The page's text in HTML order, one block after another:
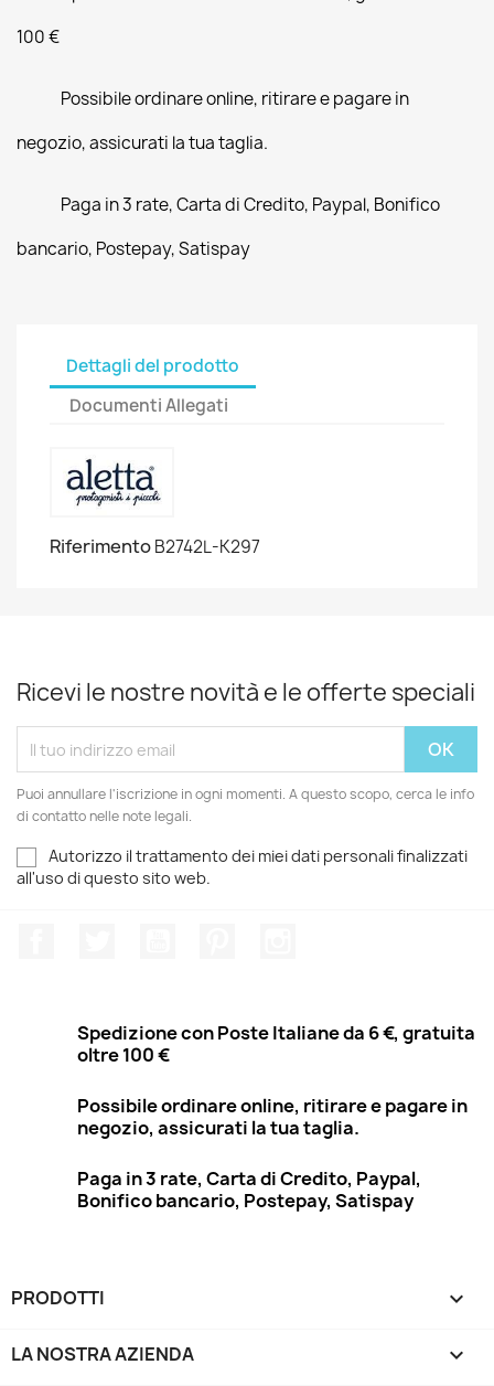
100 €
Possibile ordinare online, ritirare e pagare in
negozio, assicurati la tua taglia.
Paga in 3 rate, Carta di Credito, Paypal, Bonifico
bancario, Postepay, Satispay
Dettagli del prodotto
Documenti Allegati
RiferimentoB2742L-K297
Ricevi le nostre novità e le offerte speciali
Puoi annullare l'iscrizione in ogni momenti. A questo scopo, cerca le info
di contatto nelle note legali.
Autorizzo il trattamento dei miei dati personali finalizzati
all'uso di questo sito web.
Spedizione con Poste Italiane da 6 €, gratuita
oltre 100 €
Possibile ordinare online, ritirare e pagare in
negozio, assicurati la tua taglia.
Paga in 3 rate, Carta di Credito, Paypal,
Bonifico bancario, Postepay, Satispay
PRODOTTI 
LA NOSTRA AZIENDA 